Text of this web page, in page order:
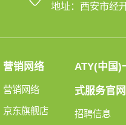
地址：西安市经
营销网络
营销网络
京东旗舰店
ATY(中国)
式服务官网
招聘信息